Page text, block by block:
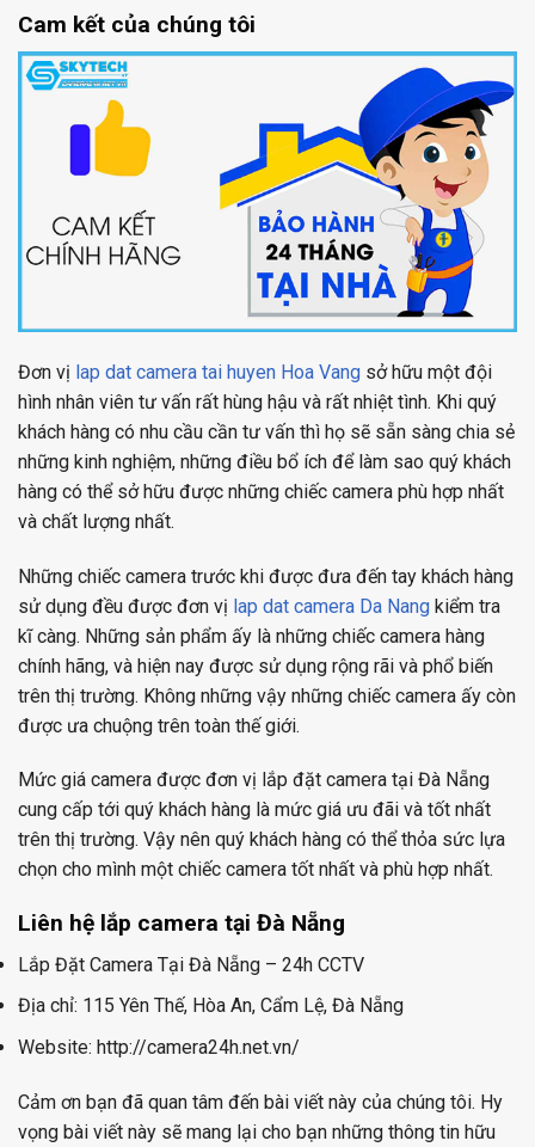
Cam kết của chúng tôi
Đơn vị lap dat camera tai huyen Hoa Vang sở hữu một đội
hình nhân viên tư vấn rất hùng hậu và rất nhiệt tình. Khi quý
khách hàng có nhu cầu cần tư vấn thì họ sẽ sẵn sàng chia sẻ
những kinh nghiệm, những điều bổ ích để làm sao quý khách
hàng có thể sở hữu được những chiếc camera phù hợp nhất
và chất lượng nhất.
Những chiếc camera trước khi được đưa đến tay khách hàng
sử dụng đều được đơn vị lap dat camera Da Nang kiểm tra
kĩ càng. Những sản phẩm ấy là những chiếc camera hàng
chính hãng, và hiện nay được sử dụng rộng rãi và phổ biến
trên thị trường. Không những vậy những chiếc camera ấy còn
được ưa chuộng trên toàn thế giới.
Mức giá camera được đơn vị lắp đặt camera tại Đà Nẵng
cung cấp tới quý khách hàng là mức giá ưu đãi và tốt nhất
trên thị trường. Vậy nên quý khách hàng có thể thỏa sức lựa
chọn cho mình một chiếc camera tốt nhất và phù hợp nhất.
Liên hệ lắp camera tại Đà Nẵng
Lắp Đặt Camera Tại Đà Nẵng – 24h CCTV
Địa chỉ: 115 Yên Thế, Hòa An, Cẩm Lệ, Đà Nẵng
Website: http://camera24h.net.vn/
Cảm ơn bạn đã quan tâm đến bài viết này của chúng tôi. Hy
vọng bài viết này sẽ mang lại cho bạn những thông tin hữu